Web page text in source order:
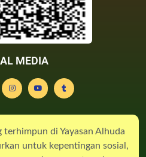
MEDIA
terhimpun di Yayasan Alhuda
untuk kepentingan sosial,